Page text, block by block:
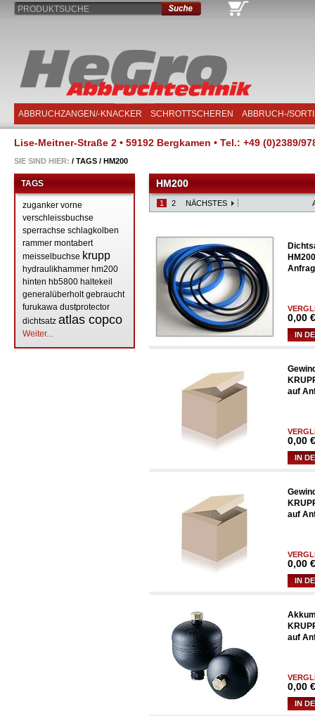
ABBRUCHZANGEN/-KNACKER SCHROTTSCHEREN ABBRUCH-/
PRODUKTSUCHE
Lise-Meitner-Straße 2 • 59192 Bergkamen • Tel.: +49 (0)2389/
SIE SIND HIER: / TAGS / HM200
TAGS
zuganker vorne
verschleissbuchse
sperrachse schlagkolben
rammer montabert
meisselbuchse krupp
hydraulikhammer hm200
hinten hb5800 haltekeil
generalüberholt gebraucht
furukawa dustprotector
dichtsatz atlas copco
Weiter...
HM200
1 2 NÄCHSTES
0,00
IN
auf
0,00
IN
auf
0,00
IN
auf
0,00
IN